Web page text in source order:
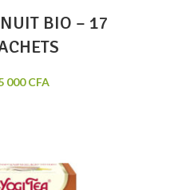
BIO – 17
000CFA